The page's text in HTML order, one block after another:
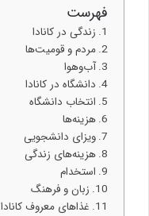
فهرست
زندگی در كانادا
مردم و قومیت‌ها
آب‌وهوا
دانشگاه در كانادا
انتخاب دانشگاه
هزینه‌ها
ویزای دانشجویی
هزینه‌های زندگی
استخدام
زبان و فرهنگ
غذاهای معروف كانادا